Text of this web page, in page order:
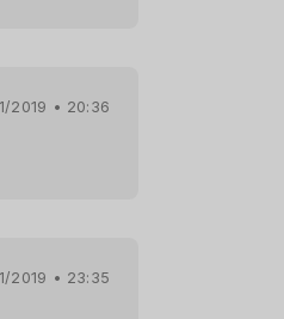
2019 • 20:36
2019 • 23:35